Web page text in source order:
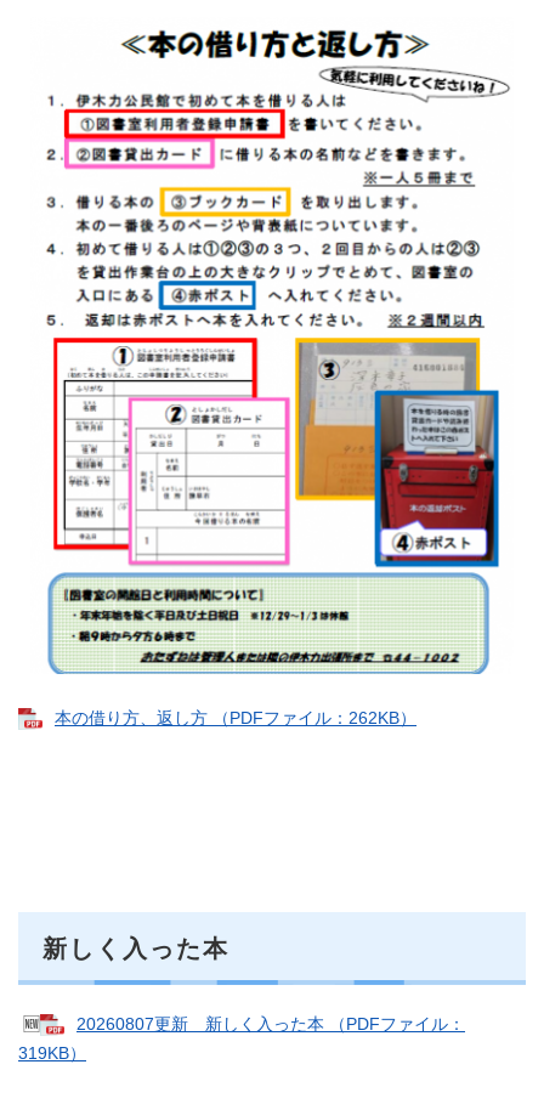
本の借り方、返し方 （PDFファイル：262KB）
新しく入った本
🆕
20260807更新 新しく入った本 （PDFファイル：
319KB）